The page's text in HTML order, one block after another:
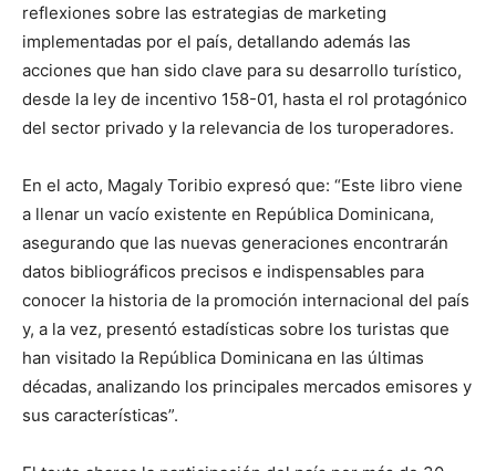
reflexiones sobre las estrategias de marketing
implementadas por el país, detallando además las
acciones que han sido clave para su desarrollo turístico,
desde la ley de incentivo 158-01, hasta el rol protagónico
del sector privado y la relevancia de los turoperadores.
En el acto, Magaly Toribio expresó que: “Este libro viene
a llenar un vacío existente en República Dominicana,
asegurando que las nuevas generaciones encontrarán
datos bibliográficos precisos e indispensables para
conocer la historia de la promoción internacional del país
y, a la vez, presentó estadísticas sobre los turistas que
han visitado la República Dominicana en las últimas
décadas, analizando los principales mercados emisores y
sus características”.